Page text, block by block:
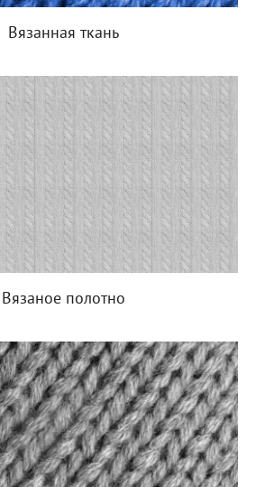
Вязанная ткань
Вязаное полотно